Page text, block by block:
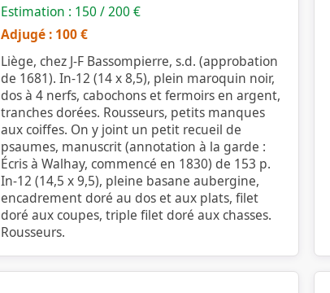
Estimation : 150 / 200 €
Adjugé : 100 €
Liège, chez J-F Bassompierre, s.d. (approbation
de 1681). In-12 (14 x 8,5), plein maroquin noir,
dos à 4 nerfs, cabochons et fermoirs en argent,
tranches dorées. Rousseurs, petits manques
aux coiffes. On y joint un petit recueil de
psaumes, manuscrit (annotation à la garde :
Écris à Walhay, commencé en 1830) de 153 p.
In-12 (14,5 x 9,5), pleine basane aubergine,
encadrement doré au dos et aux plats, filet
doré aux coupes, triple filet doré aux chasses.
Rousseurs.